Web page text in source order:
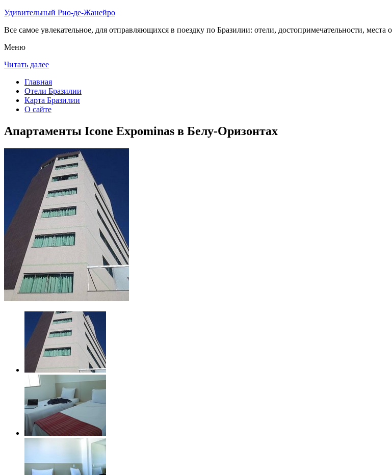
Удивительный Рио-де-Жанейро
Все самое увлекательное, для отправляющихся в поездку по Бразилии: отели, достопримечательности, места
Меню
Читать далее
Главная
Отели Бразилии
Карта Бразилии
О сайте
Апартаменты Icone Expominas в Белу-Оризонтах